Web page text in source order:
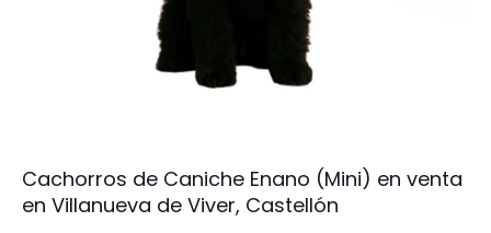
Cachorros de Caniche Enano (Mini) en venta
en Villanueva de Viver, Castellón